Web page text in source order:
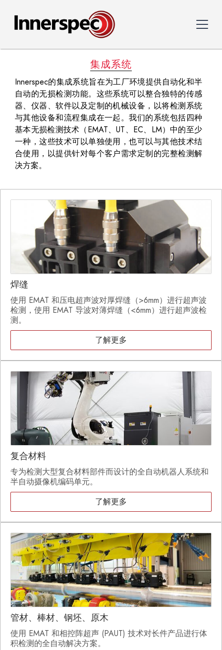
集成系统
Innerspec的集成系统旨在为工厂环境提供自动化和半
自动的无损检测功能。这些系统可以整合独特的传感
器、仪器、软件以及定制的机械设备，以将检测系统
与其他设备和流程集成在一起。我们的系统包括四种
基本无损检测技术（EMAT、UT、EC、LM）中的至少
一种，这些技术可以单独使用，也可以与其他技术结
合使用，以提供针对每个客户需求定制的完整检测解
决方案。
焊缝
使用 EMAT 和压电超声波对厚焊缝（>6mm）进行超声波
检测，使用 EMAT 导波对薄焊缝（<6mm）进行超声波检
测。
了解更多
复合材料
专为检测大型复合材料部件而设计的全自动机器人系统和
半自动摄像机编码单元。
了解更多
管材、棒材、钢坯、原木
使用 EMAT 和相控阵超声 (PAUT) 技术对长件产品进行体
积检测的全自动解决方案。